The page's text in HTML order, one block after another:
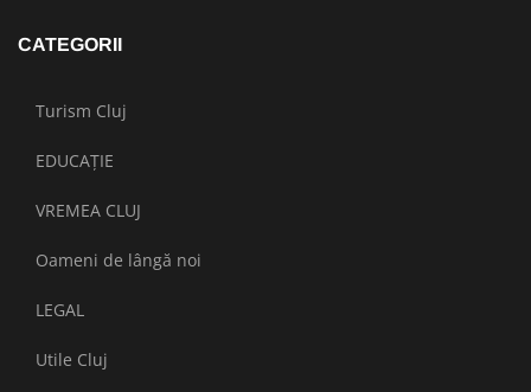
CATEGORII
Turism Cluj
EDUCAȚIE
VREMEA CLUJ
Oameni de lângă noi
LEGAL
Utile Cluj